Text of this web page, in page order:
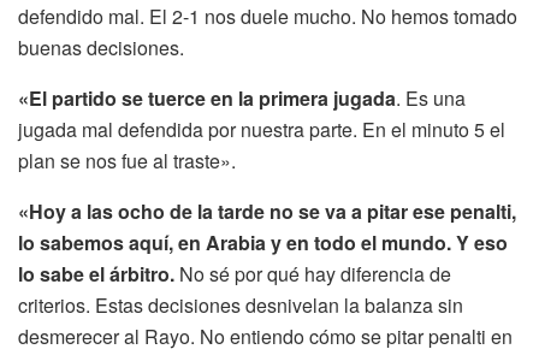
defendido mal. El 2-1 nos duele mucho. No hemos tomado
buenas decisiones.
«El partido se tuerce en la primera jugada. Es una
jugada mal defendida por nuestra parte. En el minuto 5 el
plan se nos fue al traste».
«Hoy a las ocho de la tarde no se va a pitar ese penalti,
lo sabemos aquí, en Arabia y en todo el mundo. Y eso
lo sabe el árbitro. No sé por qué hay diferencia de
criterios. Estas decisiones desnivelan la balanza sin
desmerecer al Rayo. No entiendo cómo se pitar penalti en